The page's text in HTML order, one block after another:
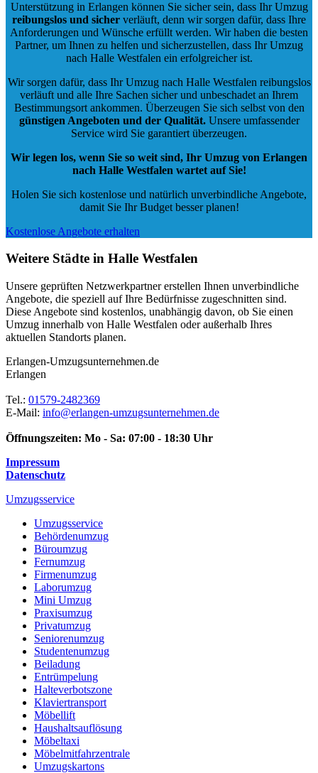
Unterstützung in Erlangen können Sie sicher sein, dass Ihr Umzug
reibungslos und sicher verläuft, denn wir sorgen dafür, dass Ihre
Anforderungen und Wünsche erfüllt werden. Wir haben die besten
Partner, um Ihnen zu helfen und sicherzustellen, dass Ihr Umzug
nach Halle Westfalen ein erfolgreicher ist.
Wir sorgen dafür, dass Ihr Umzug nach Halle Westfalen reibungslos
verläuft und alle Ihre Sachen sicher und unbeschadet an Ihrem
Bestimmungsort ankommen. Überzeugen Sie sich selbst von den
günstigen Angeboten und der Qualität.Unsere umfassender
Service wird Sie garantiert überzeugen.
Wir legen los, wenn Sie so weit sind, Ihr Umzug von Erlangen
nach Halle Westfalen wartet auf Sie!
Holen Sie sich kostenlose und natürlich unverbindliche Angebote,
damit Sie Ihr Budget besser planen!
Kostenlose Angebote erhalten
Weitere Städte in Halle Westfalen
Unsere geprüften Netzwerkpartner erstellen Ihnen unverbindliche
Angebote, die speziell auf Ihre Bedürfnisse zugeschnitten sind.
Diese Angebote sind kostenlos, unabhängig davon, ob Sie einen
Umzug innerhalb von Halle Westfalen oder außerhalb Ihres
aktuellen Standorts planen.
Erlangen-Umzugsunternehmen.de
Erlangen
Tel.: 01579-2482369
E-Mail: info@erlangen-umzugsunternehmen.de
Öffnungszeiten: Mo - Sa: 07:00 - 18:30 Uhr
Impressum
Datenschutz
Umzugsservice
Umzugsservice
Behördenumzug
Büroumzug
Fernumzug
Firmenumzug
Laborumzug
Mini Umzug
Praxisumzug
Privatumzug
Seniorenumzug
Studentenumzug
Beiladung
Entrümpelung
Halteverbotszone
Klaviertransport
Möbellift
Haushaltsauflösung
Möbeltaxi
Möbelmitfahrzentrale
Umzugskartons